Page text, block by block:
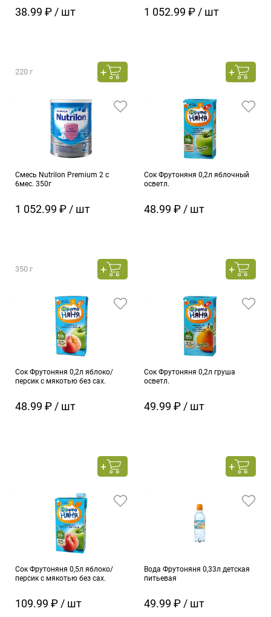
38.99 ₽ / шт
220 г
1 052.99 ₽ / шт
Смесь Nutrilon Premium 2 с
6мес. 350г
1 052.99 ₽ / шт
350 г
Сок Фрутоняня 0,2л яблочный
осветл.
48.99 ₽ / шт
Сок Фрутоняня 0,2л яблоко/
персик с мякотью без сах.
48.99 ₽ / шт
Сок Фрутоняня 0,2л груша
осветл.
49.99 ₽ / шт
Сок Фрутоняня 0,5л яблоко/
персик с мякотью без сах.
109.99 ₽ / шт
Вода Фрутоняня 0,33л детская
питьевая
49.99 ₽ / шт